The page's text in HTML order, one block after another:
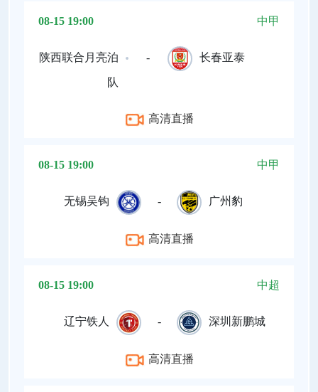
08-15 19:00 中甲
陕西联合月亮泊
队
- 长春亚泰
高清直播
08-15 19:00 中甲
无锡吴钩 - 广州豹
高清直播
08-15 19:00 中超
辽宁铁人 - 深圳新鹏城
高清直播